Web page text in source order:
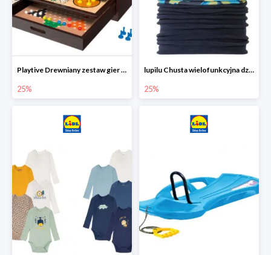
Playtive Drewniany zestaw gier 10 w 1
25%
lupilu Chusta wielofunkcyjna dziecięca
25%